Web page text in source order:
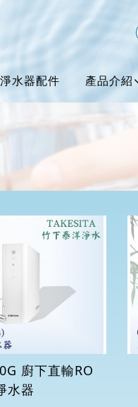
淨水器配件 產品介紹
廚下直輸RO
水器